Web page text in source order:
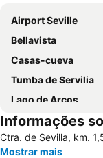
Airport Seville
Bellavista
Casas-cueva
Tumba de Servilia
Lago de Arcos
Informações
Ctra. de Sevilla, km.
Mostrar mais